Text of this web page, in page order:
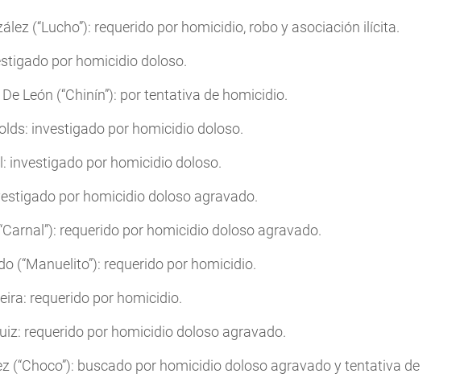
(“Lucho”): requerido por homicidio, robo y asociación ilícita.
por homicidio doloso.
León (“Chinín”): por tentativa de homicidio.
investigado por homicidio doloso.
investigado por homicidio doloso.
por homicidio doloso agravado.
requerido por homicidio doloso agravado.
(“Manuelito”): requerido por homicidio.
requerido por homicidio.
requerido por homicidio doloso agravado.
(“Choco”): buscado por homicidio doloso agravado y tentativa de